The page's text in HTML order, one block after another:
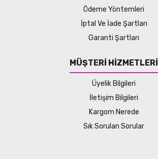
Ödeme Yöntemleri
İptal Ve İade Şartları
Garanti Şartları
MÜŞTERİ HİZMETLERİ
Üyelik Bilgileri
İletişim Bilgileri
Kargom Nerede
Sık Sorulan Sorular